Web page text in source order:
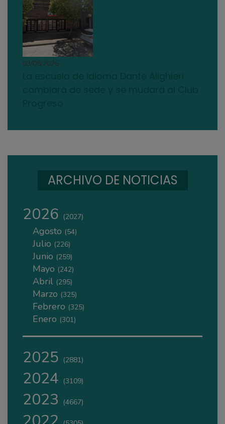
03/08/2026
ARCHIVO DE NOTICIAS
2026 (2027)
Agosto (54)
Julio (226)
Junio (259)
Mayo (242)
Abril (295)
Marzo (325)
Febrero (325)
Enero (301)
2025 (2881)
2024 (3109)
2023 (4667)